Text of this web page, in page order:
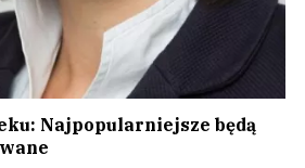
Najpopularniejsze będą